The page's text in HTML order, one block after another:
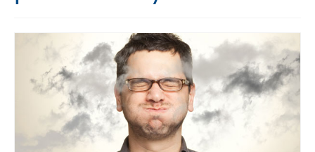
Qui sommes-nous ?
Accéder à Signals